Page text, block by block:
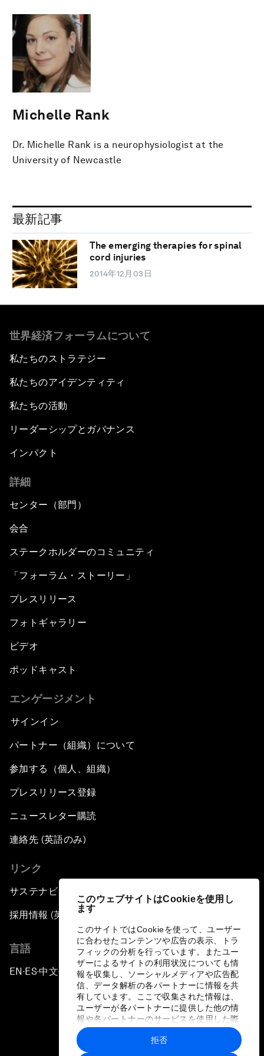
このウェブサイトはCookieを使用し
ます
このサイトではCookieを使って、ユーザー
に合わせたコンテンツや広告の表示、トラ
フィックの分析を行っています。またユー
ザーによるサイトの利用状況についても情
報を収集し、ソーシャルメディアや広告配
信、データ解析の各パートナーに情報を共
有しています。ここで収集された情報は、
ユーザーが各パートナーに提供した他の情
報や各パートナーのサービスを使用した際
に収集された情報と組み合わされ、各パー
トナーによって使用されることがありま
す。
拒否
Michelle Rank
Dr. Michelle Rank is a neurophysiologist at the
University of Newcastle
最新記事
The emerging therapies for spinal
cord injuries
2014年12月03日
世界経済フォーラムについて
私たちのストラテジー
私たちのアイデンティティ
私たちの活動
リーダーシップとガバナンス
インパクト
詳細
センター（部門）
会合
ステークホルダーのコミュニティ
「フォーラム・ストーリー」
プレスリリース
フォトギャラリー
ビデオ
ポッドキャスト
エンゲージメント
サインイン
パートナー（組織）について
参加する（個人、組織）
プレスリリース登録
ニュースレター購読
連絡先 (英語のみ)
リンク
サステナビリティへの取り組み
採用情報 (英語のみ)
言語
EN ▪ES▪中文▪ 日本語
プライバシーポリシーと利用規約